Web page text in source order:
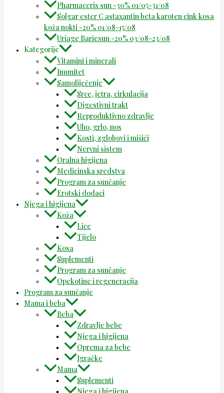
Pharmaceris sun -30% 01/05-31/08
Solgar ester C astaxantin beta karoten cink kosa
koža nokti -20% 01/08-15/08
Uriage Bariesun -20% 03/08-23/08
Kategorije
Vitamini i minerali
Imunitet
Samoliječenje
Srce, jetra, cirkulacija
Digestivni trakt
Reproduktivno zdravlje
Uho, grlo, nos
Kosti, zglobovi i mišići
Nervni sistem
Oralna higijena
Medicinska sredstva
Program za sunčanje
Erotski dodaci
Njega i higijena
Koža
Lice
Tijelo
Kosa
Suplementi
Program za sunčanje
Opekotine i regeneracija
Program za sunčanje
Mama i beba
Beba
Zdravlje bebe
Njega i higijena
Oprema za bebe
Igračke
Mama
Suplementi